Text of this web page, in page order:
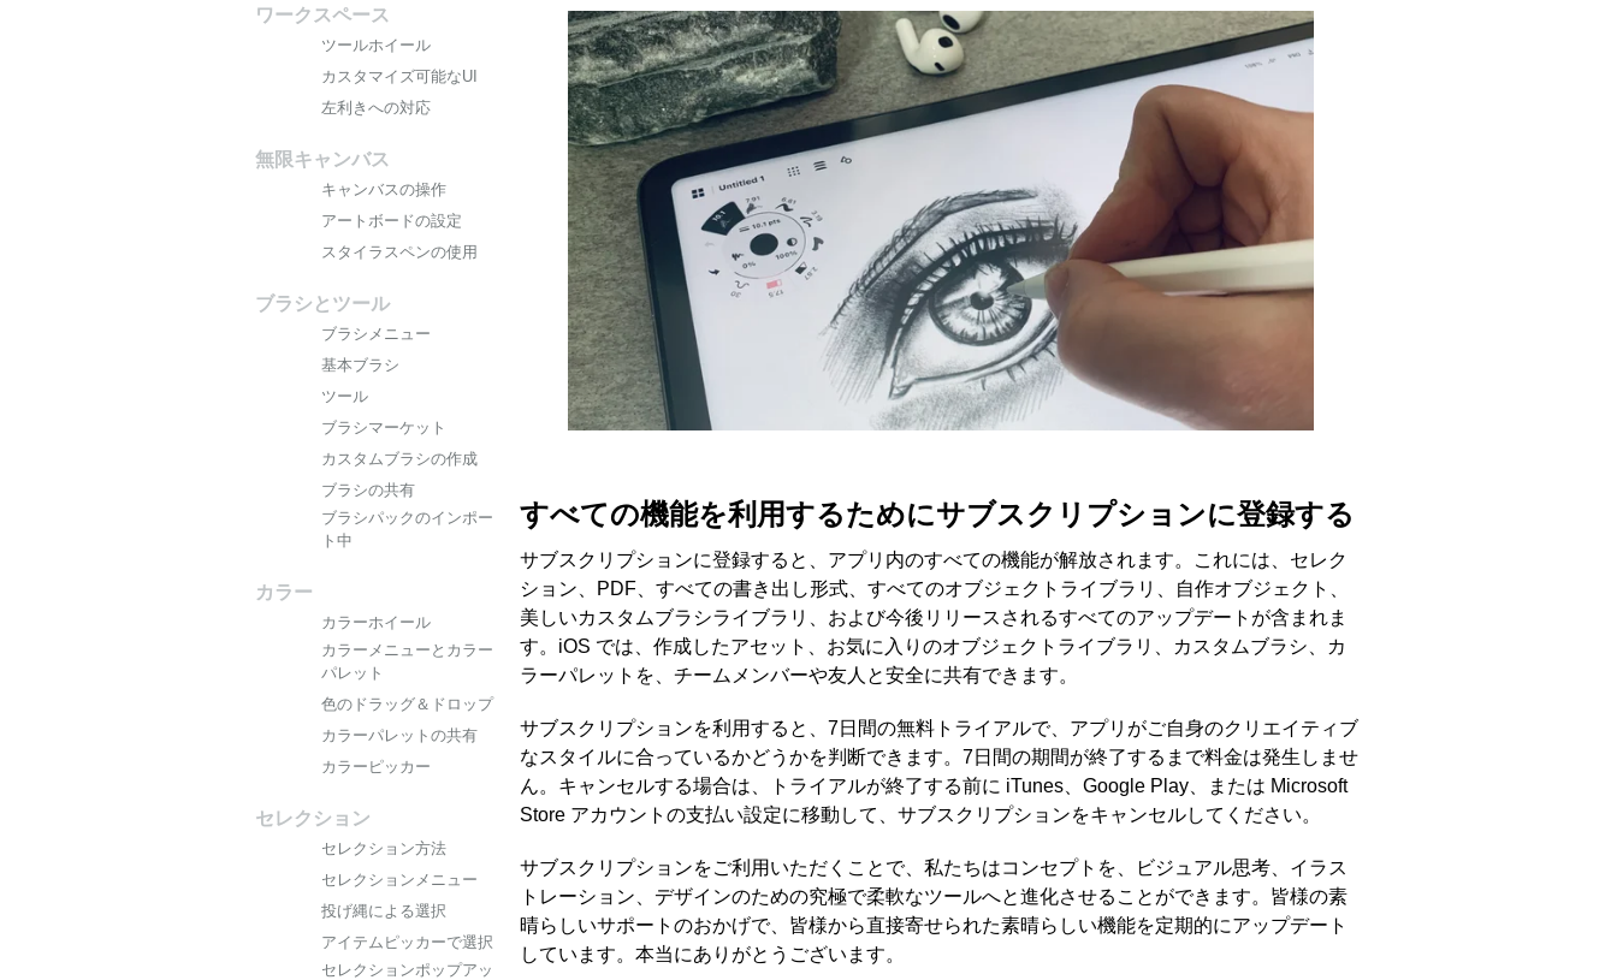
ワークスペース
ツールホイール
カスタマイズ可能なUI
左利きへの対応
無限キャンバス
キャンバスの操作
アートボードの設定
スタイラスペンの使用
ブラシとツール
ブラシメニュー
基本ブラシ
ツール
ブラシマーケット
カスタムブラシの作成
ブラシの共有
ブラシパックのインポー
ト中
カラー
カラーホイール
カラーメニューとカラー
パレット
色のドラッグ＆ドロップ
カラーパレットの共有
カラーピッカー
セレクション
セレクション方法
セレクションメニュー
投げ縄による選択
アイテムピッカーで選択
セレクションポップアッ
すべての機能を利用するためにサブスクリプションに登録する
サブスクリプションに登録すると、アプリ内のすべての機能が解放されます。これには、セレク
ション、PDF、すべての書き出し形式、すべてのオブジェクトライブラリ、自作オブジェクト、
美しいカスタムブラシライブラリ、および今後リリースされるすべてのアップデートが含まれま
す。iOS では、作成したアセット、お気に入りのオブジェクトライブラリ、カスタムブラシ、カ
ラーパレットを、チームメンバーや友人と安全に共有できます。
サブスクリプションを利用すると、7日間の無料トライアルで、アプリがご自身のクリエイティブ
なスタイルに合っているかどうかを判断できます。7日間の期間が終了するまで料金は発生しませ
ん。キャンセルする場合は、トライアルが終了する前に iTunes、Google Play、または Microsoft
Store アカウントの支払い設定に移動して、サブスクリプションをキャンセルしてください。
サブスクリプションをご利用いただくことで、私たちはコンセプトを、ビジュアル思考、イラス
トレーション、デザインのための究極で柔軟なツールへと進化させることができます。皆様の素
晴らしいサポートのおかげで、皆様から直接寄せられた素晴らしい機能を定期的にアップデート
しています。本当にありがとうございます。